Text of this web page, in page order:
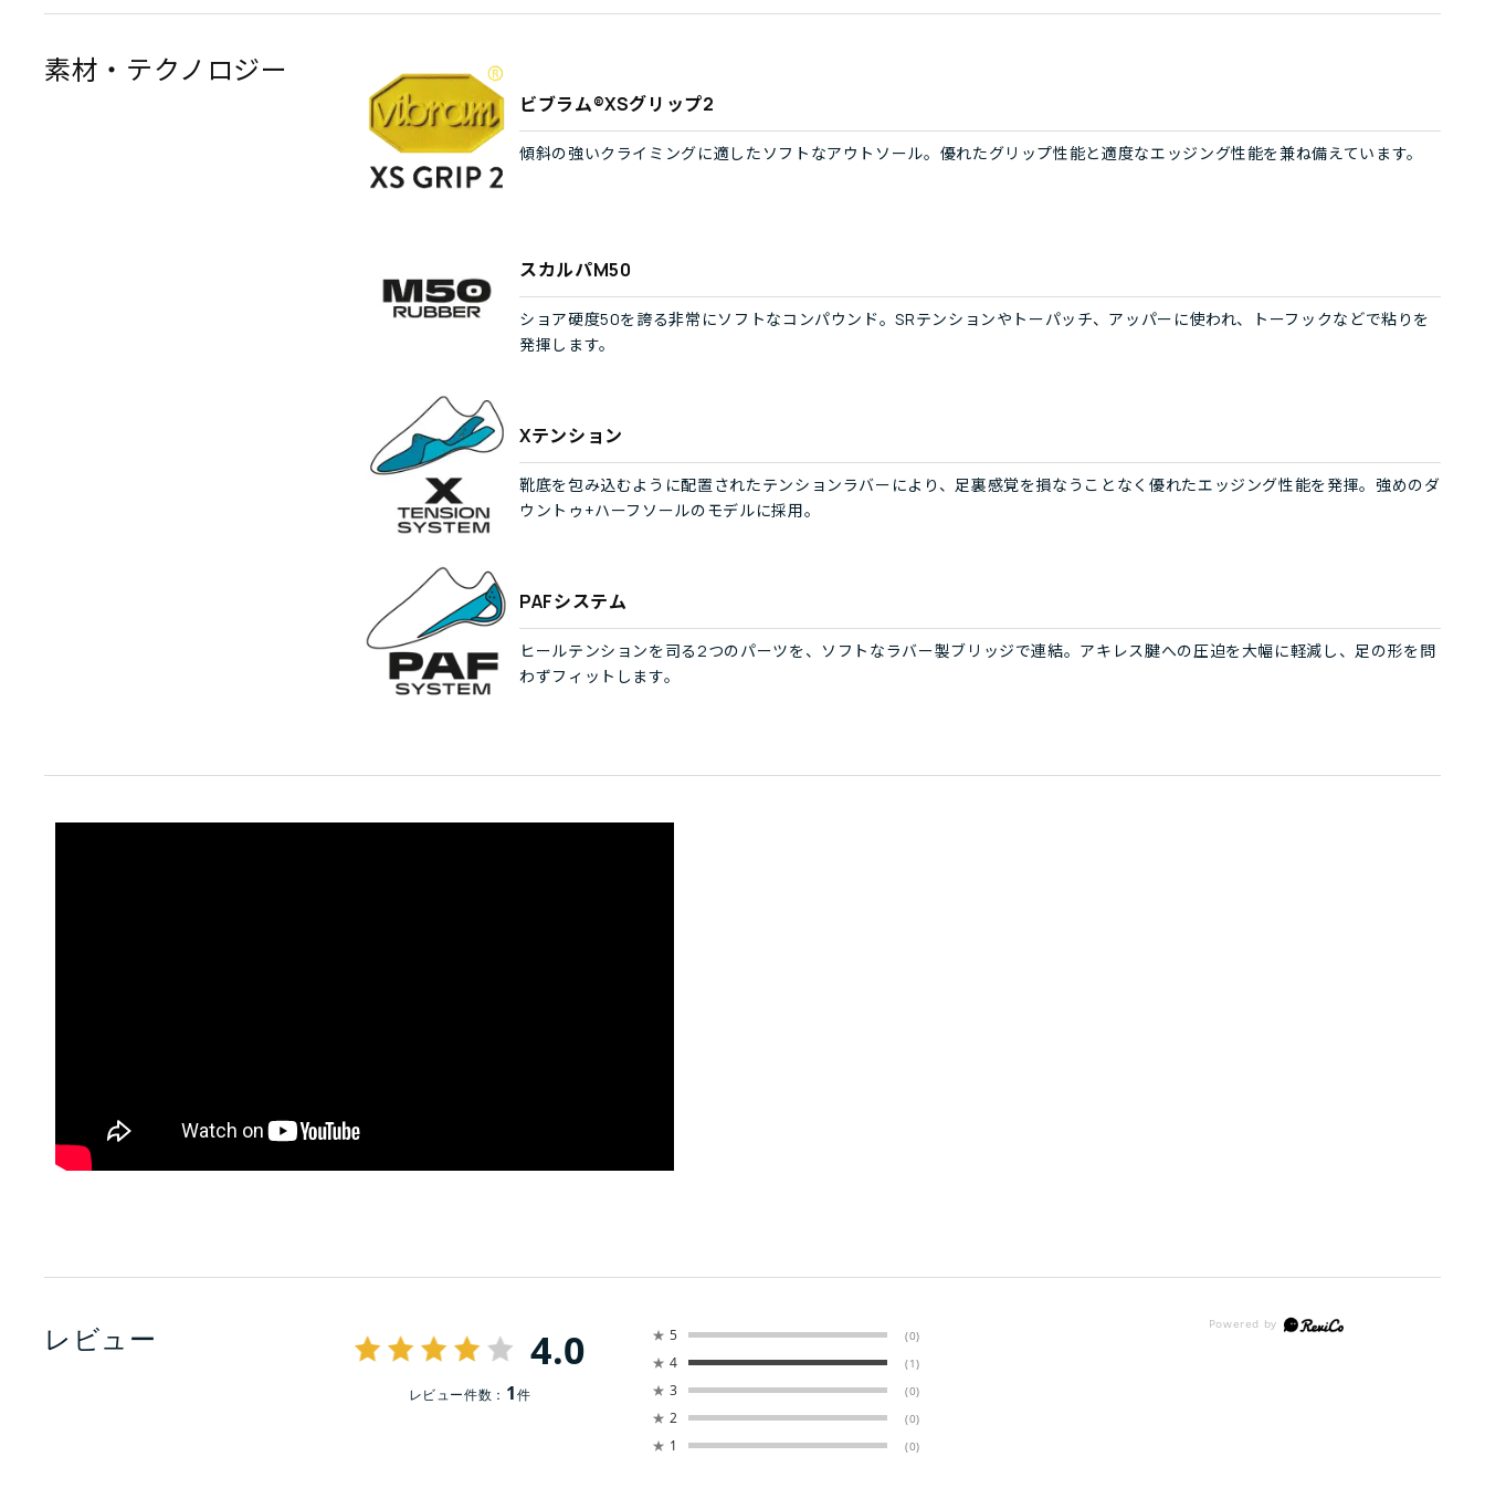
素材・テクノロジー
ビブラム®XSグリップ2
傾斜の強いクライミングに適したソフトなアウトソール。優れたグリップ性能と適度なエッジング性能を兼ね備えています。
スカルパM50
ショア硬度50を誇る非常にソフトなコンパウンド。SRテンションやトーパッチ、アッパーに使われ、トーフックなどで粘りを
発揮します。
Xテンション
靴底を包み込むように配置されたテンションラバーにより、足裏感覚を損なうことなく優れたエッジング性能を発揮。強めのダ
ウントゥ+ハーフソールのモデルに採用。
PAFシステム
ヒールテンションを司る2つのパーツを、ソフトなラバー製ブリッジで連結。アキレス腱への圧迫を大幅に軽減し、足の形を問
わずフィットします。
レビュー 4.0
レビュー件数： 1件
★ 5 (0)
★ 4 (1)
★ 3 (0)
★ 2 (0)
★ 1 (0)